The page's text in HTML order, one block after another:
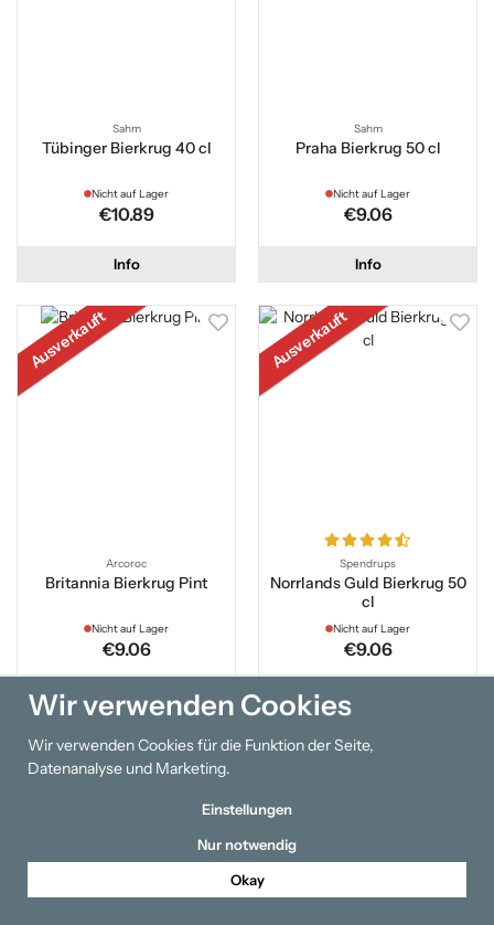
Sahm
Tübinger Bierkrug 40 cl
Nicht auf Lager
€10.89
Info
Sahm
Praha Bierkrug 50 cl
Nicht auf Lager
€9.06
Info
Ausverkauft
Arcoroc
Britannia Bierkrug Pint
Nicht auf Lager
€9.06
Info
Ausverkauft
Spendrups
Norrlands Guld Bierkrug 50
cl
Nicht auf Lager
€9.06
Ausverkauft Ausverkauft
Wir verwenden Cookies
Wir verwenden Cookies für die Funktion der Seite,
Datenanalyse und Marketing.
Einstellungen
Nur notwendig
Okay